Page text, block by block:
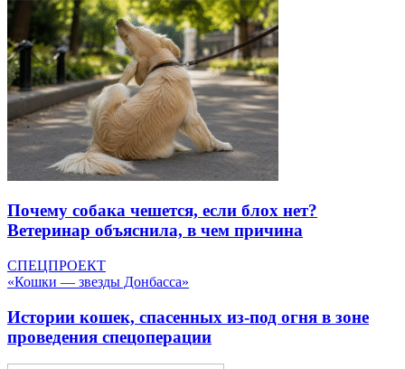
Почему собака чешется, если блох нет?
Ветеринар объяснила, в чем причина
СПЕЦПРОЕКТ
«Кошки — звезды Донбасса»
Истории кошек, спасенных из-под огня в зоне
проведения спецоперации